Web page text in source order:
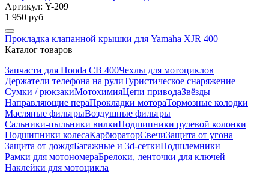
Артикул: Y-209
1 950 руб
Прокладка клапанной крышки для Yamaha XJR 400
Каталог товаров
Запчасти для Honda CB 400Чехлы для мотоциклов
Держатели телефона на рулиТуристическое снаряжение
Сумки / рюкзакиМотохимияЦепи приводаЗвёзды
Направляющие пераПрокладки мотораТормозные колодки
Масляные фильтрыВоздушные фильтры
Сальники-пыльники вилкиПодшипники рулевой колонки
Подшипники колесаКарбюраторСвечиЗащита от угона
Защита от дождяБагажные и 3d-сеткиПодшлемники
Рамки для мотономераБрелоки, ленточки для ключей
Наклейки для мотоцикла